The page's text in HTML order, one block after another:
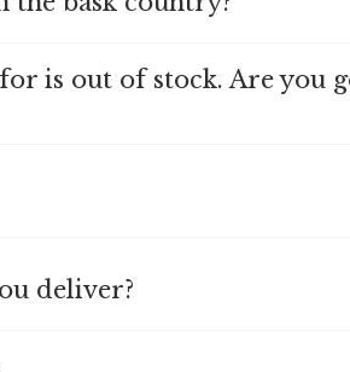
is out of stock. Are you
deliver?